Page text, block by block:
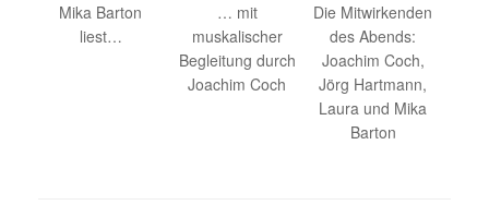
Mika Barton
liest…
… mit
muskalischer
Begleitung durch
Joachim Coch
Die Mitwirkenden
des Abends:
Joachim Coch,
Jörg Hartmann,
Laura und Mika
Barton